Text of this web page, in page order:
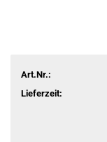
Art.Nr.:
Lieferzeit: